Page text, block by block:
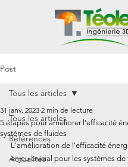
Post
Tous les articles
Références
Actualités
Tous les articles
5 étapes pour améliorer l'efficacité
systèmes de fluides
31 janv. 2023 2 min de lecture
L'amélioration de l'efficacité
enjeu crucial pour les systèmes de